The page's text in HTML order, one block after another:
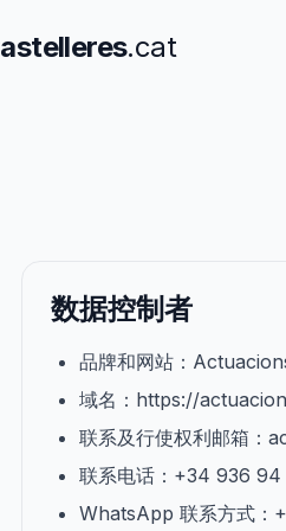
.cat
数据控制者
品牌和网站：
域名：https://
联系及行使权利邮箱：
联系电话：+34 936 94
WhatsApp 联系方式：